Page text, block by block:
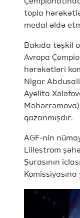
topla
medal əldə
Bakıda təşkil
Avropa
hərəkətləri
Nigar
Ayelita
qazanmışdır.
AGF-nin
Lillestrom
Şurasının